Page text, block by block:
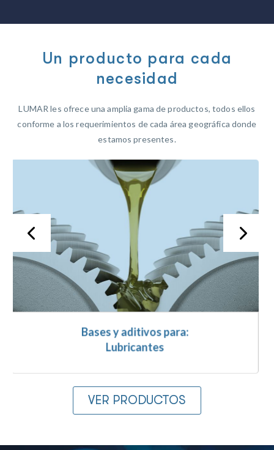
Un producto para cada
necesidad
LUMAR les ofrece una amplia gama de productos, todos ellos
conforme a los requerimientos de cada área geográfica donde
estamos presentes.
Bases y aditivos para:
Anticongelantes
VER PRODUCTOS